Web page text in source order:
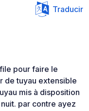
Traducir
pour faire le
de tuyau extensible
mis à disposition
par contre ayez